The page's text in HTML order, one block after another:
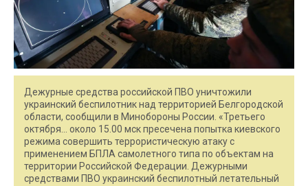
Дежурные средства российской ПВО уничтожили
украинский беспилотник над территорией Белгородской
области, сообщили в Минобороны России. «Третьего
октября… около 15.00 мск пресечена попытка киевского
режима совершить террористическую атаку c
применением БПЛА самолетного типа по объектам на
территории Российской Федерации. Дежурными
средствами ПВО украинский беспилотный летательный